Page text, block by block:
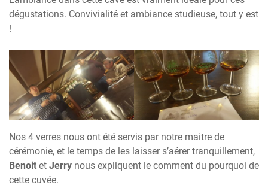
dégustations. Convivialité et ambiance studieuse, tout y est
!
Nos 4 verres nous ont été servis par notre maitre de
cérémonie, et le temps de les laisser s’aérer tranquillement,
Benoit et Jerry nous expliquent le comment du pourquoi de
cette cuvée.